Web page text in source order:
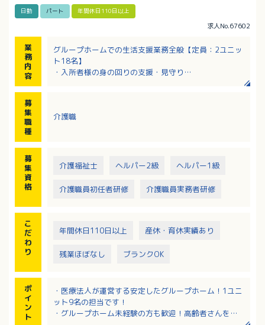
日勤 パート 年間休日110日以上
求人No.67602
業
務
内
容
グループホームでの生活支援業務全般【定員：2ユニッ
ト18名】
・入所者様の身の回りの支援・見守り
募
集
職
種
介護職
募
集
資
格
介護福祉士 ヘルパー2級 ヘルパー1級
介護職員初任者研修 介護職員実務者研修
こ
だ
わ
り
年間休日110日以上 産休・育休実績あり
残業ほぼなし ブランクOK
ポ
イ
ン
ト
・医療法人が運営する安定したグループホーム！1ユニ
ット9名の担当です！
・グループホーム未経験の方も歓迎！高齢者さんを対